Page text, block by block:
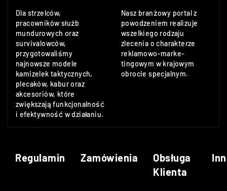
Dla strzelców,
pracowników służb
mundurowych oraz
survivalowców,
przygotowaliśmy
najnowsze modele
kamizelek taktycznych,
plecaków, kabur oraz
akcesoriów, które
zwiększają funkcjonalność
i efektywność w działaniu.
Nasz branżowy portal z
powodzeniem realizuje
wszelkiego rodzaju
zlecenia o charakterze
reklamowo-marke-
tingowym w krajowym
obrocie specjalnym.
Regulamin Zamówienia
Obsługa
Klienta